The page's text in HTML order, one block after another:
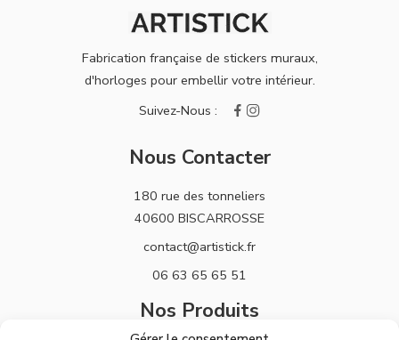
Fabrication française de stickers muraux,
d'horloges pour embellir votre intérieur.
Nous Contacter
180 rue des tonneliers
40600 BISCARROSSE
contact@artistick.fr
06 63 65 65 51
Nos Produits